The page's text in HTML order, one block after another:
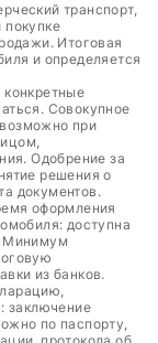
транспорт,
покупке
Итоговая
и определяется
Совокупное
при
Одобрение за
решения о
документов.
оформления
доступна
Минимум
из банков.
заключение
по паспорту,